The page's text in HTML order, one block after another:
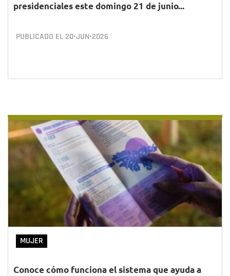
presidenciales este domingo 21 de junio...
PUBLICADO EL 20•JUN•2026
MUJER
Conoce cómo funciona el sistema que ayuda a